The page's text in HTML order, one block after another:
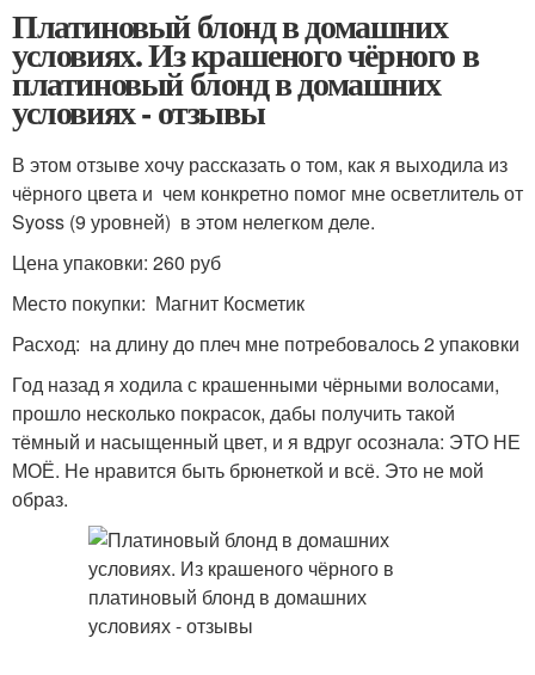
Платиновый блонд в домашних
условиях. Из крашеного чёрного в
платиновый блонд в домашних
условиях - отзывы
В этом отзыве хочу рассказать о том, как я выходила из
чёрного цвета и чем конкретно помог мне осветлитель от
Syoss (9 уровней) в этом нелегком деле.
Цена упаковки: 260 руб
Место покупки: Магнит Косметик
Расход: на длину до плеч мне потребовалось 2 упаковки
Год назад я ходила с крашенными чёрными волосами,
прошло несколько покрасок, дабы получить такой
тёмный и насыщенный цвет, и я вдруг осознала: ЭТО НЕ
МОЁ. Не нравится быть брюнеткой и всё. Это не мой
образ.